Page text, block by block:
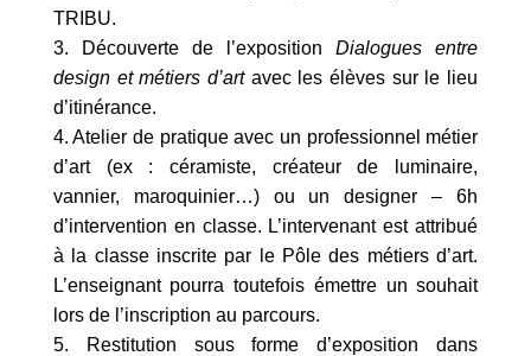
TRIBU.
3. Découverte de l’expositionDialogues entre
design et métiers d’artavec les élèves sur le lieu
d’itinérance.
4. Atelier de pratique avec un professionnel métier
d’art (ex : céramiste, créateur de luminaire,
vannier, maroquinier…) ou un designer – 6h
d’intervention en classe. L’intervenant est attribué
à la classe inscrite par le Pôle des métiers d’art.
L’enseignant pourra toutefois émettre un souhait
lors de l’inscription au parcours.
5. Restitution sous forme d’exposition dans